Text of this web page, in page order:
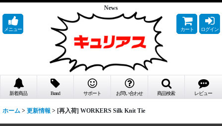
News
メニュー カート ログイン
新着商品 Brand サポート お問い合わせ 商品検索 レビュー
ホーム > 更新情報 > [再入荷] WORKERS Silk Knit Tie